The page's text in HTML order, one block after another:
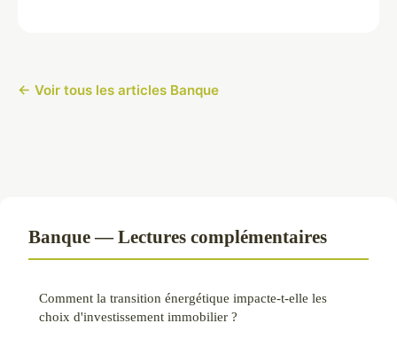
← Voir tous les articles Banque
Banque — Lectures complémentaires
Comment la transition énergétique impacte-t-elle les
choix d'investissement immobilier ?